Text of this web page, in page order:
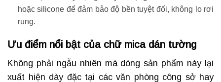
hoặc silicone để đảm bảo độ bền tuyệt đối, không lo rơi
rụng.
Ưu điểm nổi bật của chữ mica dán tường
Không phải ngẫu nhiên mà dòng sản phẩm này lại
xuất hiện dày đặc tại các văn phòng công sở hay